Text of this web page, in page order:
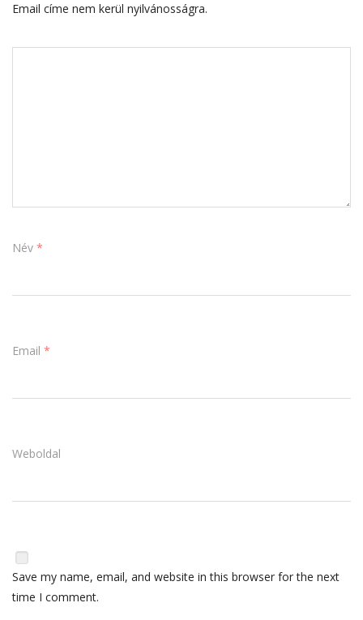
Email címe nem kerül nyilvánosságra.
Név *
Email *
Weboldal
Save my name, email, and website in this browser for the next
time I comment.